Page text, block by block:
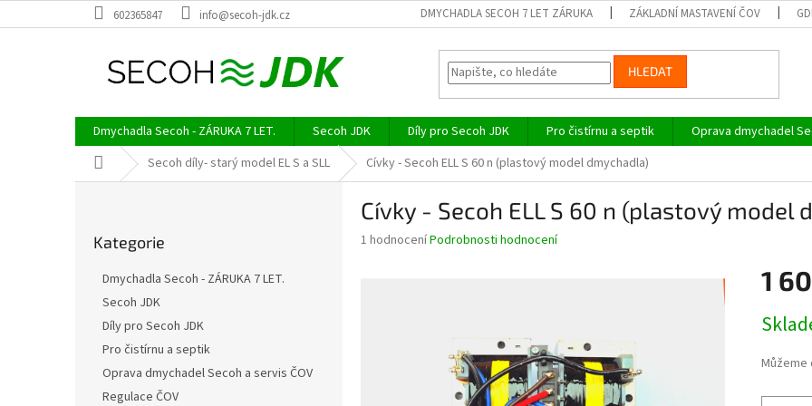
na
602365847 info@secoh-jdk.cz DMYCHADLA SECOH 7 LET ZÁRUKA ZÁKLADNÍ MASTAVENÍ ČOV
HLEDAT
Dmychadla Secoh - ZÁRUKA 7 LET. Secoh JDK Díly pro Secoh JDK Pro čistírnu a septik Oprava dmychadel
Domů Secoh díly- starý model EL S a SLL Cívky - Secoh ELL S 60 n (plastový model dmychadla)
kategorie
Kategorie
Dmychadla Secoh - ZÁRUKA 7 LET.
Secoh JDK
Díly pro Secoh JDK
Pro čistírnu a septik
Oprava dmychadel Secoh a servis ČOV
Regulace ČOV
Cívky - Secoh ELL S 60 n (plastový model
Průměrné
1 hodnoceníPodrobnosti hodnocení
1
cena:
Můžeme